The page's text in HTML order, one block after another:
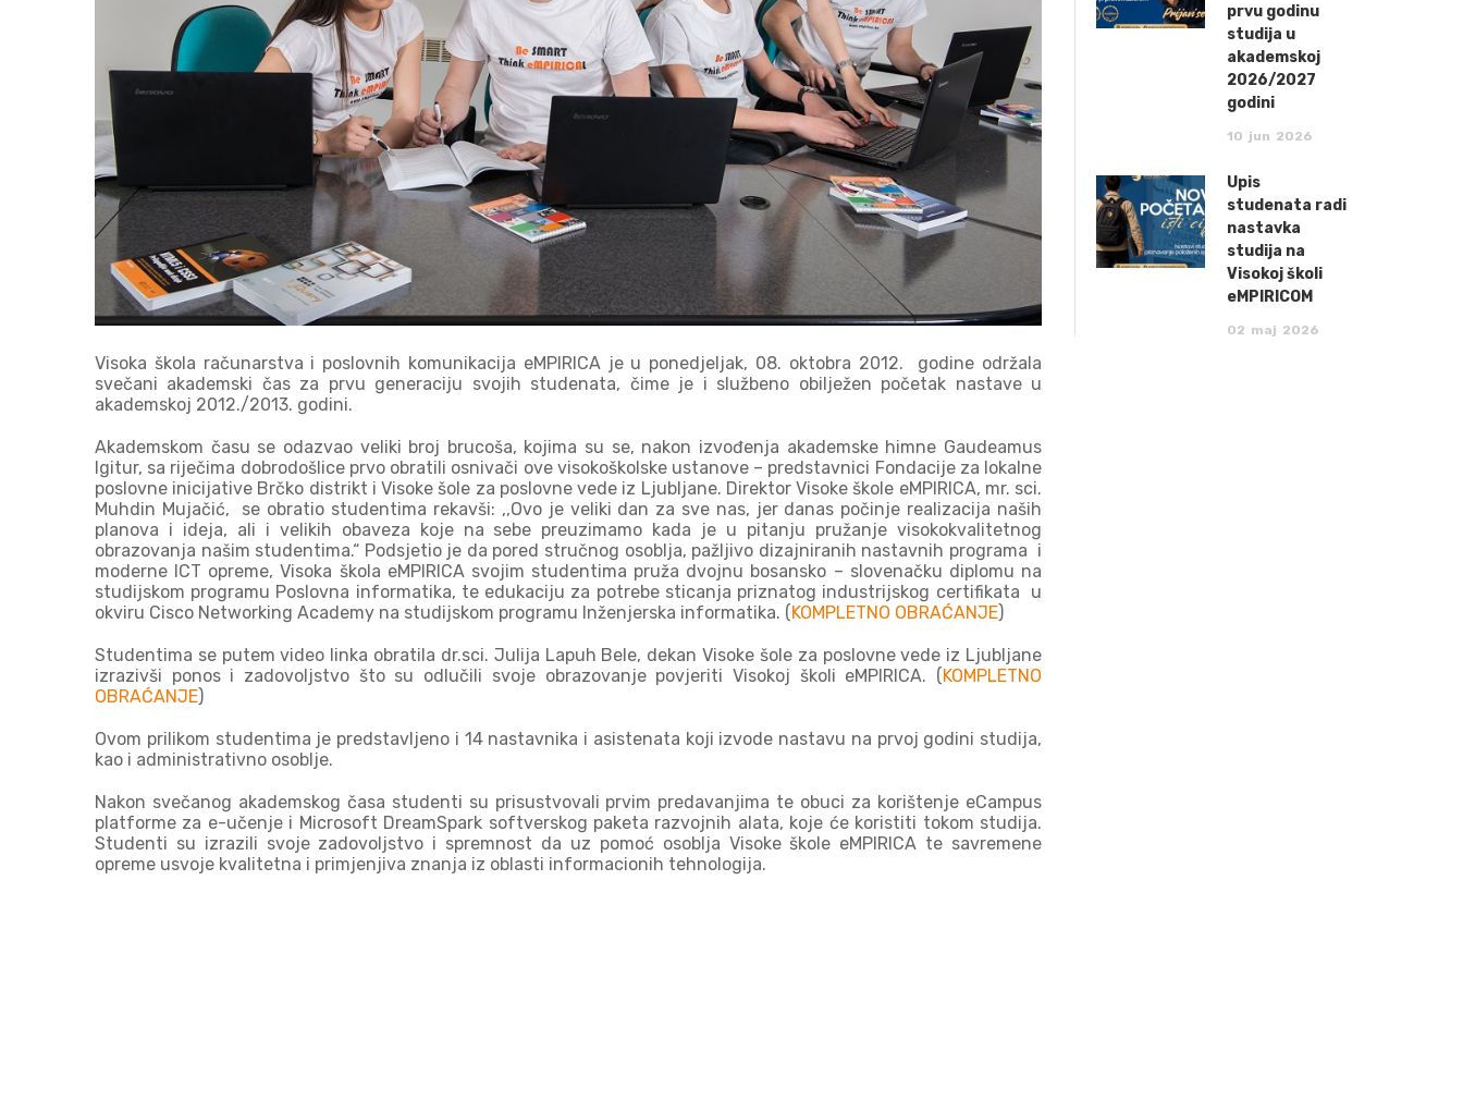
Visoka škola računarstva i poslovnih komunikacija eMPIRICA je u ponedjeljak, 08. oktobra 2012. godine održala
svečani akademski čas za prvu generaciju svojih studenata, čime je i službeno obilježen početak nastave u
akademskoj 2012./2013. godini.
Akademskom času se odazvao veliki broj brucoša, kojima su se, nakon izvođenja akademske himne Gaudeamus
Igitur, sa riječima dobrodošlice prvo obratili osnivači ove visokoškolske ustanove – predstavnici Fondacije za lokalne
poslovne inicijative Brčko distrikt i Visoke šole za poslovne vede iz Ljubljane. Direktor Visoke škole eMPIRICA, mr. sci.
Muhdin Mujačić, se obratio studentima rekavši: ,,Ovo je veliki dan za sve nas, jer danas počinje realizacija naših
planova i ideja, ali i velikih obaveza koje na sebe preuzimamo kada je u pitanju pružanje visokokvalitetnog
obrazovanja našim studentima.“ Podsjetio je da pored stručnog osoblja, pažljivo dizajniranih nastavnih programa i
moderne ICT opreme, Visoka škola eMPIRICA svojim studentima pruža dvojnu bosansko – slovenačku diplomu na
studijskom programu Poslovna informatika, te edukaciju za potrebe sticanja priznatog industrijskog certifikata u
okviru Cisco Networking Academy na studijskom programu Inženjerska informatika. (KOMPLETNO OBRAĆANJE)
Studentima se putem video linka obratila dr.sci. Julija Lapuh Bele, dekan Visoke šole za poslovne vede iz Ljubljane
izrazivši ponos i zadovoljstvo što su odlučili svoje obrazovanje povjeriti Visokoj školi eMPIRICA. (KOMPLETNO
OBRAĆANJE)
Ovom prilikom studentima je predstavljeno i 14 nastavnika i asistenata koji izvode nastavu na prvoj godini studija,
kao i administrativno osoblje.
Nakon svečanog akademskog časa studenti su prisustvovali prvim predavanjima te obuci za korištenje eCampus
platforme za e-učenje i Microsoft DreamSpark softverskog paketa razvojnih alata, koje će koristiti tokom studija.
Studenti su izrazili svoje zadovoljstvo i spremnost da uz pomoć osoblja Visoke škole eMPIRICA te savremene
opreme usvoje kvalitetna i primjenjiva znanja iz oblasti informacionih tehnologija.
prvu godinu
studija u
akademskoj
2026/2027
godini
10 jun 2026
Upis
studenata radi
nastavka
studija na
Visokoj školi
eMPIRICOM
02 maj 2026